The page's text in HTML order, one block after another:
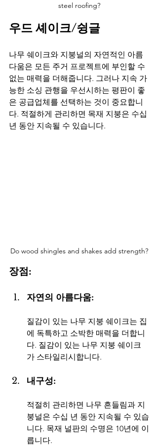
steel roofing?
우드 셰이크/슁글
나무 쉐이크와 지붕널의 자연적인 아름
다움은 모든 주거 프로젝트에 부인할 수
없는 매력을 더해줍니다. 그러나 지속 가
능한 소싱 관행을 우선시하는 평판이 좋
은 공급업체를 선택하는 것이 중요합니
다. 적절하게 관리하면 목재 지붕은 수십
년 동안 지속될 수 있습니다.
Do wood shingles and shakes add strength?
장점:
자연의 아름다움:
질감이 있는 나무 지붕 쉐이크는 집
에 독특하고 소박한 매력을 더합니
다. 질감이 있는 나무 지붕 쉐이크
가 스타일리시합니다.
내구성:
적절히 관리하면 나무 흔들림과 지
붕널은 수십 년 동안 지속될 수 있습
니다. 목재 널판의 수명은 10년에 이
릅니다.